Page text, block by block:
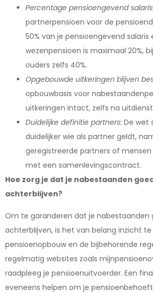
Percentage pensioengevend salaris:
partnerpensioen voor de
50% van je pensioengevend salaris
wezenpensioen is maximaal 20%,
ouders zelfs 40%.
Opgebouwde uitkeringen blijven
opbouwbasis voor
uitkeringen intact, zelfs na
Duidelijke definitie partners: De wet
duidelijker wie als partner geldt,
geregistreerde partners of
met een samenlevingscontract.
Hoe zorg je dat je nabestaanden
achterblijven?
Om te garanderen dat je nabestaanden
achterblijven, is het van belang inzicht
pensioenopbouw en de bijbehorende
regelmatig websites zoals
raadpleeg je pensioenuitvoerder. Een
eveneens helpen om je